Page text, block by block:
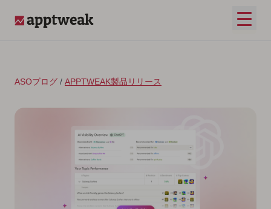
メイ
ASOブログ / APPTWEAK製品リリース